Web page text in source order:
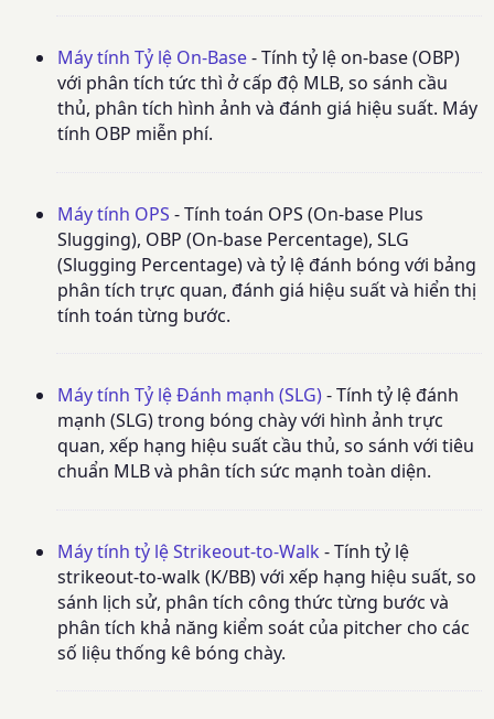
Máy tính Tỷ lệ On-Base- Tính tỷ lệ on-base (OBP)
với phân tích tức thì ở cấp độ MLB, so sánh cầu
thủ, phân tích hình ảnh và đánh giá hiệu suất. Máy
tính OBP miễn phí.
Máy tính OPS - Tính toán OPS (On-base Plus
Slugging), OBP (On-base Percentage), SLG
(Slugging Percentage) và tỷ lệ đánh bóng với bảng
phân tích trực quan, đánh giá hiệu suất và hiển thị
tính toán từng bước.
Máy tính Tỷ lệ Đánh mạnh (SLG)- Tính tỷ lệ đánh
mạnh (SLG) trong bóng chày với hình ảnh trực
quan, xếp hạng hiệu suất cầu thủ, so sánh với tiêu
chuẩn MLB và phân tích sức mạnh toàn diện.
Máy tính tỷ lệ Strikeout-to-Walk - Tính tỷ lệ
strikeout-to-walk (K/BB) với xếp hạng hiệu suất, so
sánh lịch sử, phân tích công thức từng bước và
phân tích khả năng kiểm soát của pitcher cho các
số liệu thống kê bóng chày.